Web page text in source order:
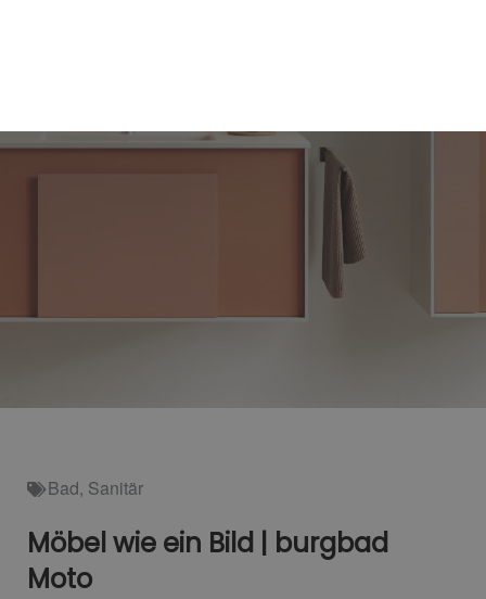
Bad, Sanitär
Möbel wie ein Bild | burgbad
Moto